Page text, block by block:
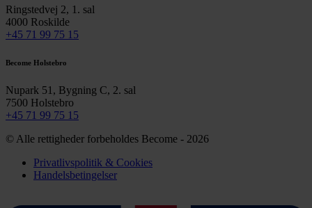
Ringstedvej 2, 1. sal
4000 Roskilde
+45 71 99 75 15
Become Holstebro
Nupark 51, Bygning C, 2. sal
7500 Holstebro
+45 71 99 75 15
© Alle rettigheder forbeholdes Become - 2026
Privatlivspolitik & Cookies
Handelsbetingelser